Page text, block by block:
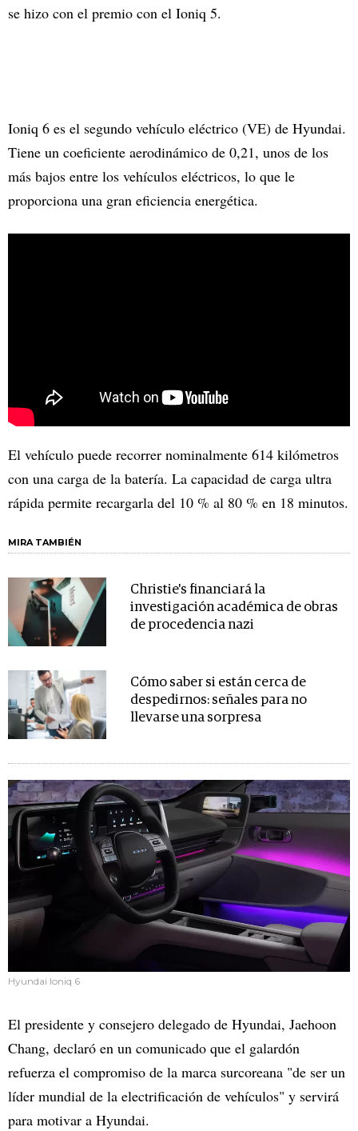
se hizo con el premio con el Ioniq 5.
Ioniq 6 es el segundo vehículo eléctrico (VE) de Hyundai.
Tiene un coeficiente aerodinámico de 0,21, unos de los
más bajos entre los vehículos eléctricos, lo que le
proporciona una gran eficiencia energética.
El vehículo puede recorrer nominalmente 614 kilómetros
con una carga de la batería. La capacidad de carga ultra
rápida permite recargarla del 10 % al 80 % en 18 minutos.
MIRA TAMBIÉN
Christie's financiará la
investigación académica de obras
de procedencia nazi
Cómo saber si están cerca de
despedirnos: señales para no
llevarse una sorpresa
Hyundai Ioniq 6
El presidente y consejero delegado de Hyundai, Jaehoon
Chang, declaró en un comunicado que el galardón
refuerza el compromiso de la marca surcoreana "de ser un
líder mundial de la electrificación de vehículos" y servirá
para motivar a Hyundai.